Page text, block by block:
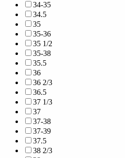
34-35
34.5
35
35-36
35 1/2
35-38
35.5
36
36 2/3
36.5
37 1/3
37
37-38
37-39
37.5
38 2/3